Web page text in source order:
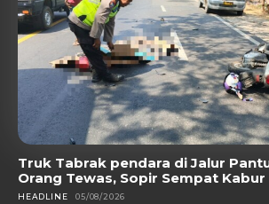
Truk Tabrak pendara di Jalur
Orang Tewas, Sopir Sempat Kabur
HEADLINE 05/08/2026